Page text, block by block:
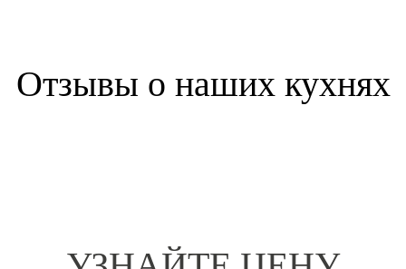
Отзывы о наших кухнях